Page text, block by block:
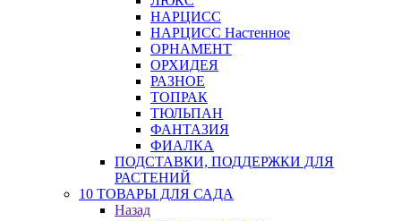
НАРЦИСС
НАРЦИСС Настенное
ОРНАМЕНТ
ОРХИДЕЯ
РАЗНОЕ
ТОПРАК
ТЮЛЬПАН
ФАНТАЗИЯ
ФИАЛКА
ПОДСТАВКИ, ПОДДЕРЖКИ ДЛЯ
РАСТЕНИЙ
10 ТОВАРЫ ДЛЯ САДА
Назад